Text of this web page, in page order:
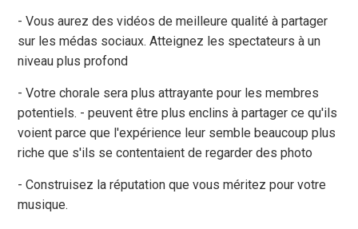
- Vous aurez des vidéos de meilleure qualité à partager
sur les médas sociaux. Atteignez les spectateurs à un
niveau plus profond
- Votre chorale sera plus attrayante pour les membres
potentiels. - peuvent être plus enclins à partager ce qu'ils
voient parce que l'expérience leur semble beaucoup plus
riche que s'ils se contentaient de regarder des photo
- Construisez la réputation que vous méritez pour votre
musique.